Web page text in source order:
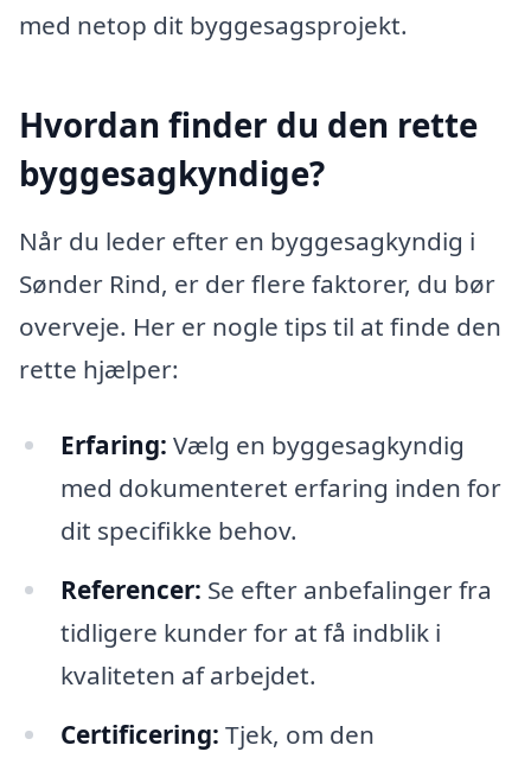
med netop dit byggesagsprojekt.
Hvordan finder du den rette
byggesagkyndige?
Når du leder efter en byggesagkyndig i
Sønder Rind, er der flere faktorer, du bør
overveje. Her er nogle tips til at finde den
rette hjælper:
Erfaring: Vælg en byggesagkyndig
med dokumenteret erfaring inden for
dit specifikke behov.
Referencer: Se efter anbefalinger fra
tidligere kunder for at få indblik i
kvaliteten af arbejdet.
Certificering: Tjek, om den